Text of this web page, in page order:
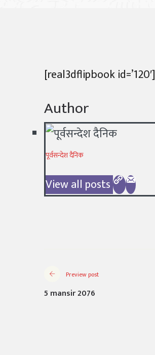
[real3dflipbook id=’120′]
Author
पूर्वसन्देश दैनिक
View all posts
Preview post
5 mansir 2076